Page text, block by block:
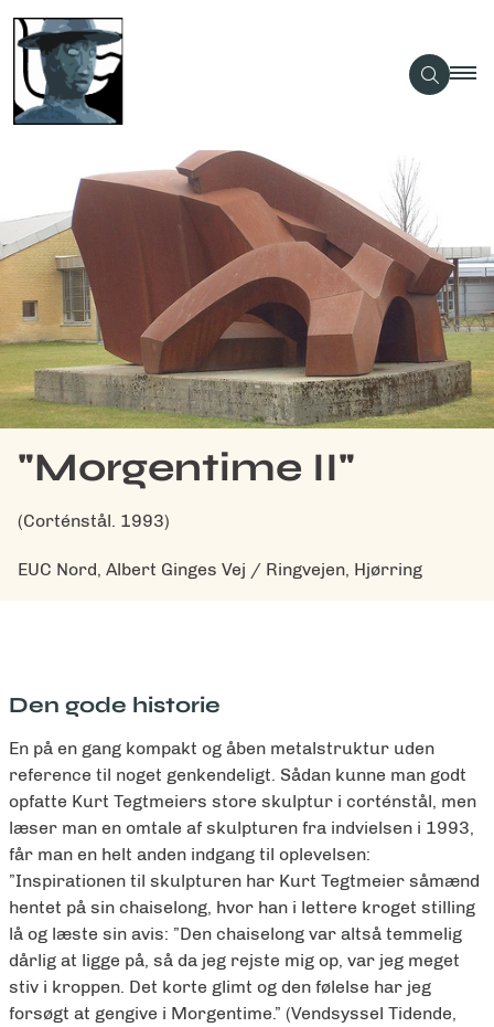
"Morgentime II"
(Corténstål. 1993)
EUC Nord, Albert Ginges Vej / Ringvejen, Hjørring
Den gode historie
En på en gang kompakt og åben metalstruktur uden
reference til noget genkendeligt. Sådan kunne man godt
opfatte Kurt Tegtmeiers store skulptur i corténstål, men
læser man en omtale af skulpturen fra indvielsen i 1993,
får man en helt anden indgang til oplevelsen:
”Inspirationen til skulpturen har Kurt Tegtmeier såmænd
hentet på sin chaiselong, hvor han i lettere kroget stilling
lå og læste sin avis: ”Den chaiselong var altså temmelig
dårlig at ligge på, så da jeg rejste mig op, var jeg meget
stiv i kroppen. Det korte glimt og den følelse har jeg
forsøgt at gengive i Morgentime.” (Vendsyssel Tidende,